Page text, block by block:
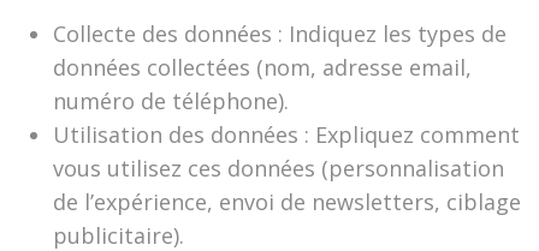
Collecte des données : Indiquez les types de
données collectées (nom, adresse email,
numéro de téléphone).
Utilisation des données : Expliquez comment
vous utilisez ces données (personnalisation
de l’expérience, envoi de newsletters, ciblage
publicitaire).